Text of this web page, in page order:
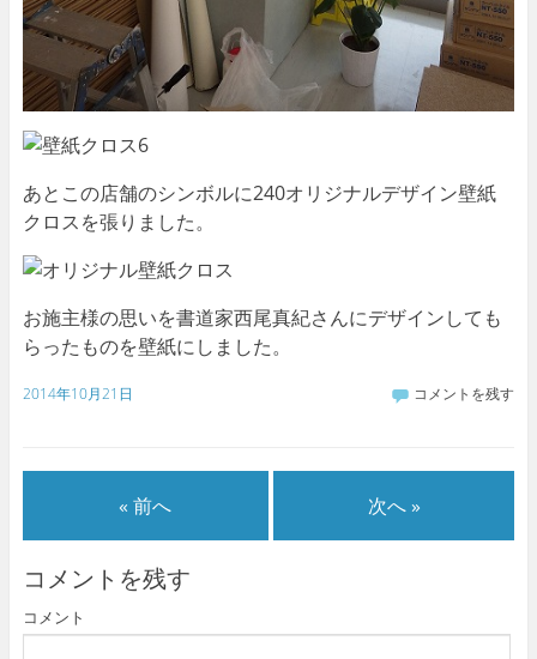
あとこの店舗のシンボルに240オリジナルデザイン壁紙
クロスを張りました。
お施主様の思いを書道家西尾真紀さんにデザインしても
らったものを壁紙にしました。
2014年10月21日 コメントを残す
« 前へ 次へ »
コメントを残す
コメント